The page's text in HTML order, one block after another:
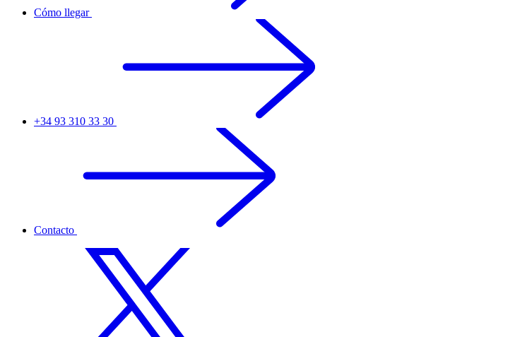
Cómo llegar
+34 93 310 33 30
Contacto